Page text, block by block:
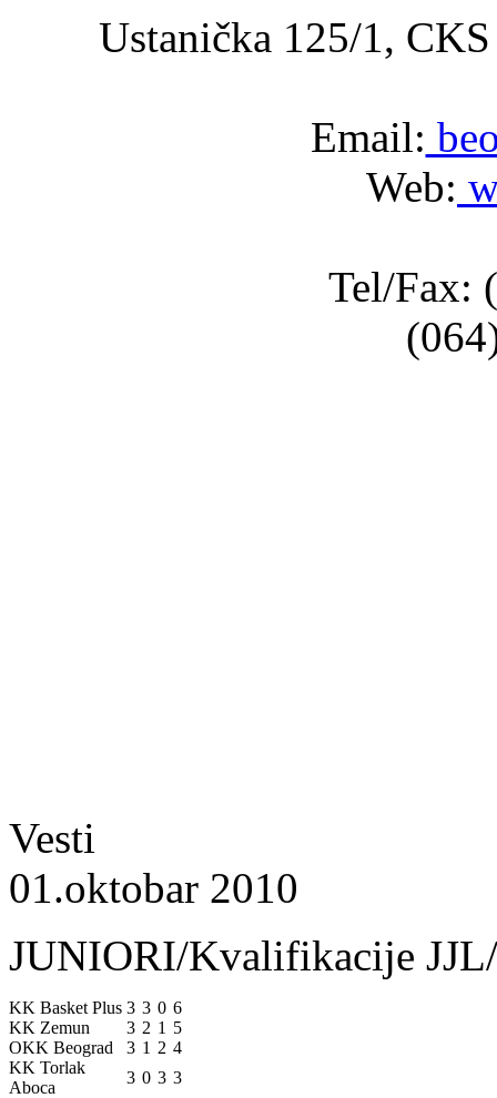
Ustanička 125/1,
Email:
Web:
Tel/Fax:
Vesti
01.oktobar 2010
JUNIORI/Kvalifikacije
KK Basket Plus 3 3 0 6
KK Zemun
3 2 1 5
OKK Beograd
3 1 2 4
KK Torlak
Aboca
3 0 3 3